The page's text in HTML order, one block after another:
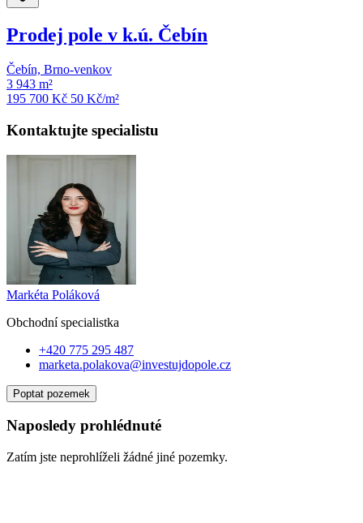
Prodej pole v k.ú. Čebín
Čebín, Brno-venkov
3 943 m²
195 700 Kč 50 Kč/m²
Kontaktujte specialistu
Markéta Poláková
Obchodní specialistka
+420 775 295 487
marketa.polakova@investujdopole.cz
Poptat pozemek
Naposledy prohlédnuté
Zatím jste neprohlíželi žádné jiné pozemky.